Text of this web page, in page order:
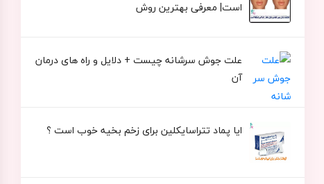
است| معرفی بهترین روش
علت جوش سرشانه چیست + دلایل و راه های درمان
آن
ایا پماد تتراسایکلین برای زخم بخیه خوب است ؟